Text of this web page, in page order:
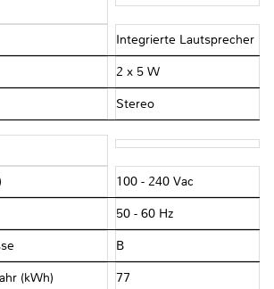
Integrierte Lautsprecher
2 x 5 W
Stereo
100 - 240 Vac
50 - 60 Hz
B
(kWh) 77